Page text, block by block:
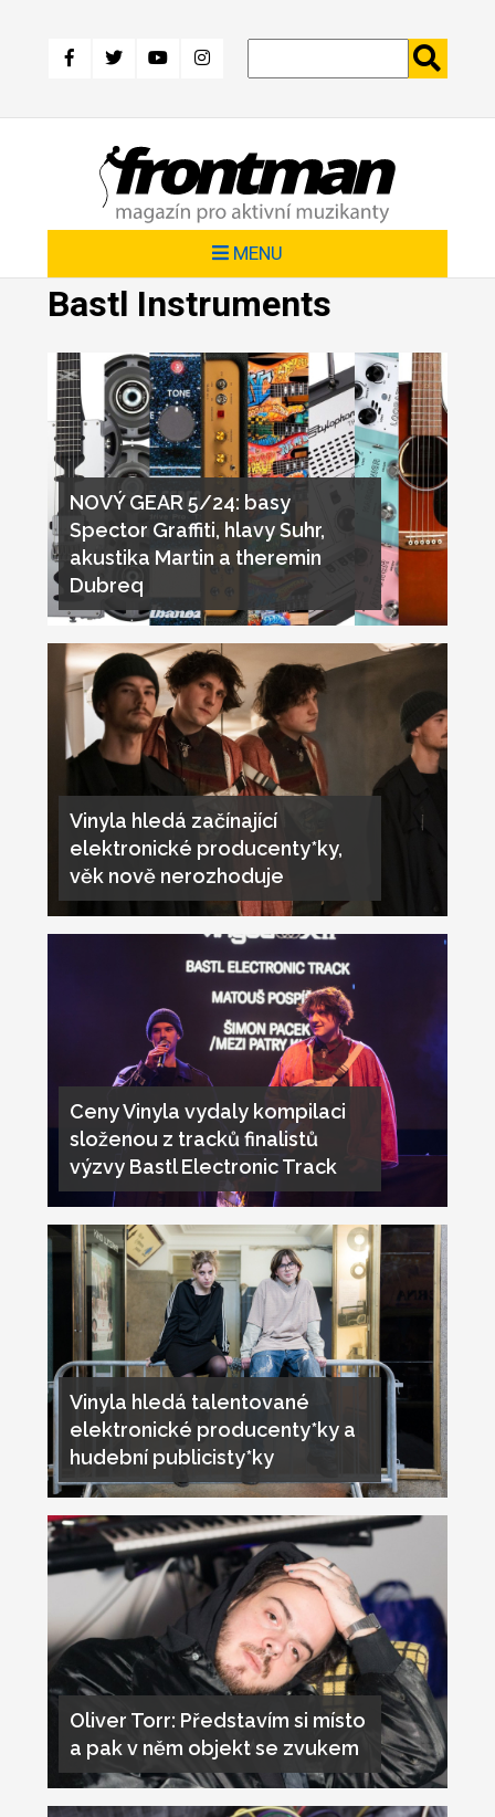
hlavnímu
MENU
Bastl Instruments
NOVÝ GEAR 5/24: basy
Spector Graffiti, hlavy Suhr,
akustika Martin a theremin
Dubreq
Vinyla hledá začínající
elektronické producenty*ky,
věk nově nerozhoduje
Ceny Vinyla vydaly kompilaci
složenou z tracků finalistů
výzvy Bastl Electronic Track
Vinyla hledá talentované
elektronické producenty*ky a
hudební publicisty*ky
Oliver Torr: Představím si místo
a pak v něm objekt se zvukem